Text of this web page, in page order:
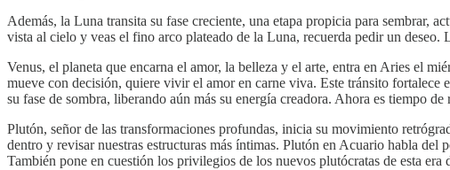
Además, la Luna transita su fase creciente, una etapa propicia para sembrar,
vista al cielo y veas el fino arco plateado de la Luna, recuerda pedir un deseo.
Venus, el planeta que encarna el amor, la belleza y el arte, entra en Aries el
mueve con decisión, quiere vivir el amor en carne viva. Este tránsito fortalece
su fase de sombra, liberando aún más su energía creadora. Ahora es tiempo
Plutón, señor de las transformaciones profundas, inicia su movimiento
dentro y revisar nuestras estructuras más íntimas. Plutón en Acuario habla
También pone en cuestión los privilegios de los nuevos plutócratas de esta era